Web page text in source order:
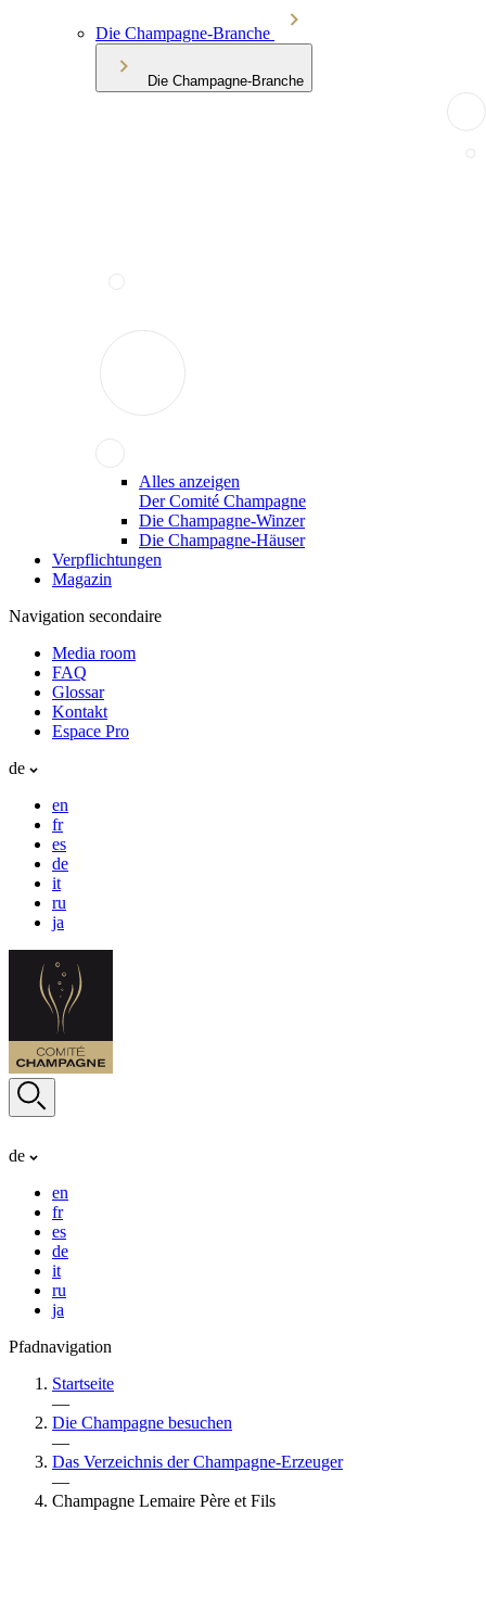
Die Champagne-Branche
Die Champagne-Branche
Alles anzeigen
Der Comité Champagne
Die Champagne-Winzer
Die Champagne-Häuser
Verpflichtungen
Magazin
Navigation secondaire
Media room
FAQ
Glossar
Kontakt
Espace Pro
de
en
fr
es
de
it
ru
ja
de
en
fr
es
de
it
ru
ja
Pfadnavigation
Startseite
—
Die Champagne besuchen
—
Das Verzeichnis der Champagne-Erzeuger
—
Champagne Lemaire Père et Fils